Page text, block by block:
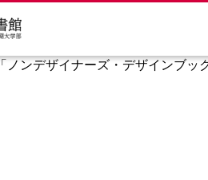
「ノンデザイナーズ・デザインブ